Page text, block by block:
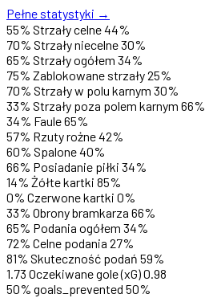
Pełne statystyki →
55% Strzały celne44%
70% Strzały niecelne30%
65% Strzały ogółem 34%
75% Zablokowane strzały25%
70% Strzały w polu karnym 30%
33% Strzały poza polem karnym 66%
34% Faule65%
57% Rzuty rożne42%
60% Spalone40%
66% Posiadanie piłki 34%
14% Żółte kartki 85%
0% Czerwone kartki 0%
33% Obrony bramkarza 66%
65% Podania ogółem 34%
72% Celne podania 27%
81% Skuteczność podań 59%
1.73 Oczekiwane gole (xG)0.98
50% goals_prevented 50%